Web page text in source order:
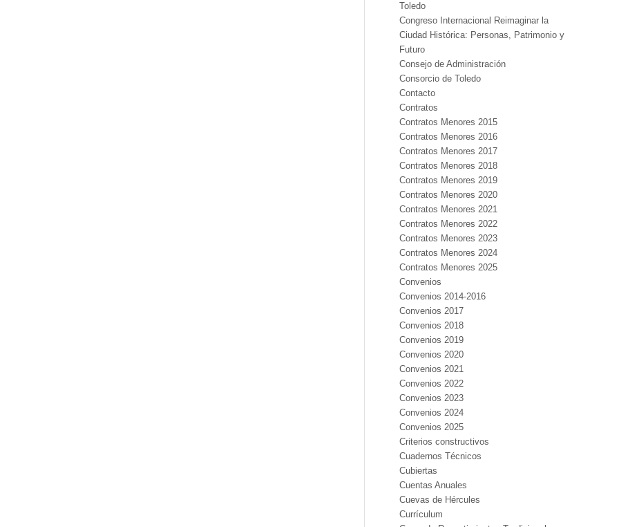
Toledo
Congreso Internacional Reimaginar la
Ciudad Histórica: Personas, Patrimonio y
Futuro
Consejo de Administración
Consorcio de Toledo
Contacto
Contratos
Contratos Menores 2015
Contratos Menores 2016
Contratos Menores 2017
Contratos Menores 2018
Contratos Menores 2019
Contratos Menores 2020
Contratos Menores 2021
Contratos Menores 2022
Contratos Menores 2023
Contratos Menores 2024
Contratos Menores 2025
Convenios
Convenios 2014-2016
Convenios 2017
Convenios 2018
Convenios 2019
Convenios 2020
Convenios 2021
Convenios 2022
Convenios 2023
Convenios 2024
Convenios 2025
Criterios constructivos
Cuadernos Técnicos
Cubiertas
Cuentas Anuales
Cuevas de Hércules
Currículum